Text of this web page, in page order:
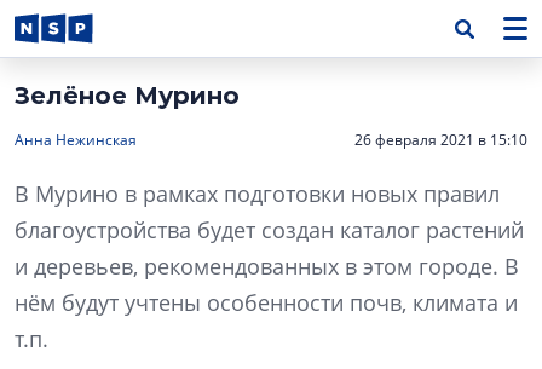
Зелёное Мурино
Анна Нежинская 26 февраля 2021 в 15:10
В Мурино в рамках подготовки новых правил
благоустройства будет создан каталог растений
и деревьев, рекомендованных в этом городе. В
нём будут учтены особенности почв, климата и
т.п.